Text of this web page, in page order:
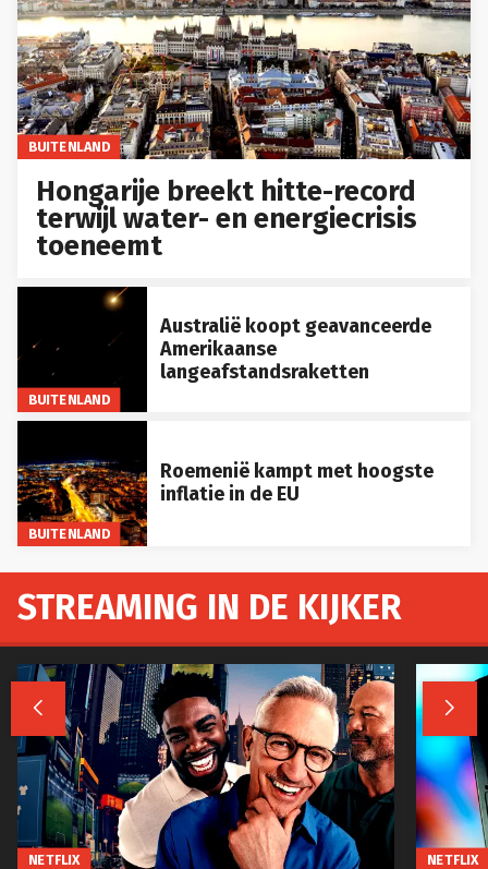
BUITENLAND
Hongarije breekt hitte-record
terwijl water- en energiecrisis
toeneemt
BUITENLAND
Australië koopt geavanceerde
Amerikaanse
langeafstandsraketten
BUITENLAND
Roemenië kampt met hoogste
inflatie in de EU
STREAMING IN DE KIJKER
 
NETFLIX NETFLIX